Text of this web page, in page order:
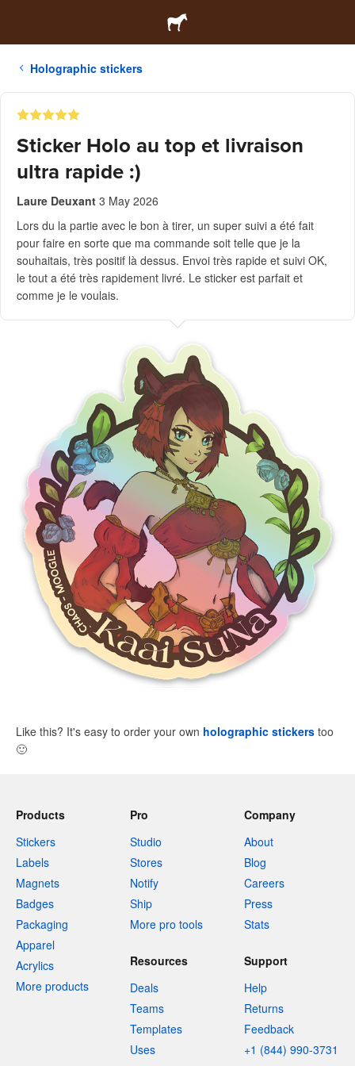
Holographic stickers
Sticker Holo au top et livraison
ultra rapide :)
Laure Deuxant 3 May 2026
Lors du la partie avec le bon à tirer, un super suivi a été fait
pour faire en sorte que ma commande soit telle que je la
souhaitais, très positif là dessus. Envoi très rapide et suivi OK,
le tout a été très rapidement livré. Le sticker est parfait et
comme je le voulais.
Like this? It's easy to order your own holographic stickers too
🙂
Products
Stickers
Labels
Magnets
Badges
Packaging
Apparel
Acrylics
More products
Pro
Studio
Stores
Notify
Ship
More pro tools
Company
About
Blog
Careers
Press
Stats
Resources
Deals
Teams
Templates
Uses
Support
Help
Returns
Feedback
+1 (844) 990-3731